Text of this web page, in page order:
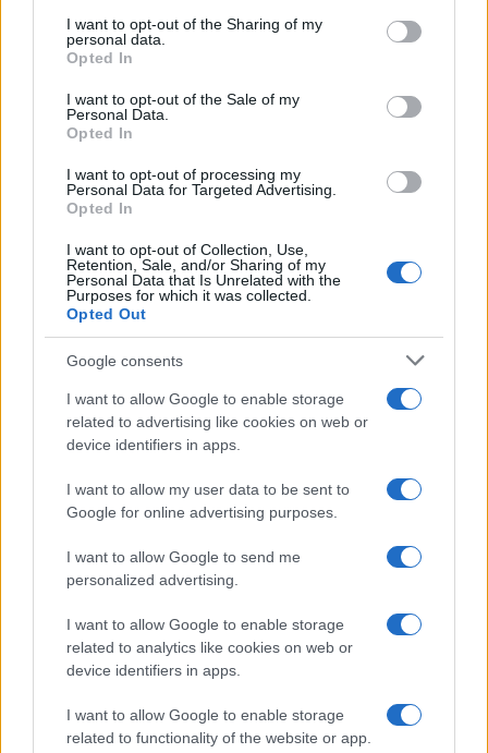
not limited to your visit or usage behaviour. You may click to
grant or deny consent to Google and its third-party tags to
use your data for below specified purposes in below Google
consent section.
I want to opt-out of the Sharing of my
personal data.
Opted In
I want to opt-out of the Sale of my
Personal Data.
Opted In
I want to opt-out of processing my
Personal Data for Targeted Advertising.
Opted In
I want to opt-out of Collection, Use,
Retention, Sale, and/or Sharing of my
Personal Data that Is Unrelated with the
Purposes for which it was collected.
Opted Out
Google consents
I want to allow Google to enable storage
related to advertising like cookies on web or
device identifiers in apps.
I want to allow my user data to be sent to
Google for online advertising purposes.
I want to allow Google to send me
personalized advertising.
I want to allow Google to enable storage
related to analytics like cookies on web or
device identifiers in apps.
I want to allow Google to enable storage
related to functionality of the website or app.
Continua a leggere
BASKET
Europeo Under 18 femminile: l’Italia supera
l’Ungheria in rimonta e vola ai quarti
Ilaria Mauri · 6 Ago 2026